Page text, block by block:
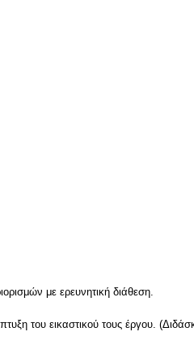
με ερευνητική διάθεση.
του εικαστικού τους έργου.